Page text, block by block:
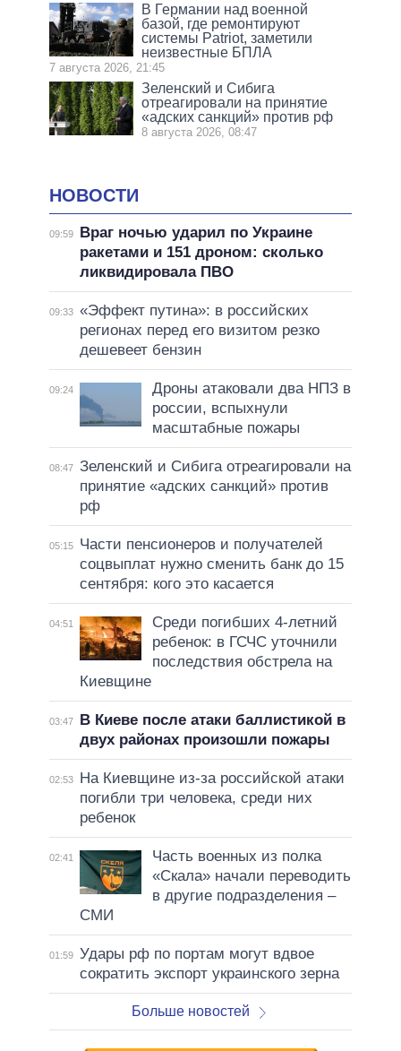
В Германии над военной
базой, где ремонтируют
системы Patriot, заметили
неизвестные БПЛА
7 августа 2026, 21:45
Зеленский и Сибига
отреагировали на принятие
«адских санкций» против рф
8 августа 2026, 08:47
НОВОСТИ
09:59
Враг ночью ударил по Украине
ракетами и 151 дроном: сколько
ликвидировала ПВО
09:33 «Эффект путина»: в российских
регионах перед его визитом резко
дешевеет бензин
09:24
Дроны атаковали два НПЗ в
россии, вспыхнули
масштабные пожары
08:47 Зеленский и Сибига отреагировали на
принятие «адских санкций» против
рф
05:15
Части пенсионеров и получателей
соцвыплат нужно сменить банк до 15
сентября: кого это касается
04:51
Среди погибших 4-летний
ребенок: в ГСЧС уточнили
последствия обстрела на
Киевщине
03:47
В Киеве после атаки баллистикой в
двух районах произошли пожары
02:53
На Киевщине из-за российской атаки
погибли три человека, среди них
ребенок
02:41
Часть военных из полка
«Скала» начали переводить
в другие подразделения –
СМИ
01:59 Удары рф по портам могут вдвое
сократить экспорт украинского зерна
Больше новостей